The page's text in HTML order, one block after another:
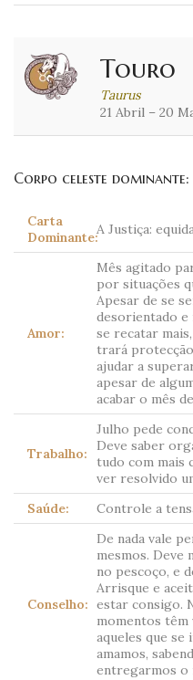
Touro
Taurus
21 Abril – 20
Corpo celeste dominante:
Carta
Dominante:A Justiça:
Amor:
Mês agitado
por situações
Apesar de se
desorientado e
se recatar
trará
ajudar a
apesar de
acabar o mês
Trabalho:
Julho pede
Deve saber
tudo com mais
ver resolvido
Saúde:
Controle a
Conselho:
De nada vale
mesmos. Deve
no pescoço, e
Arrisque e
estar consigo.
momentos
aqueles que se
amamos,
entregarmos o